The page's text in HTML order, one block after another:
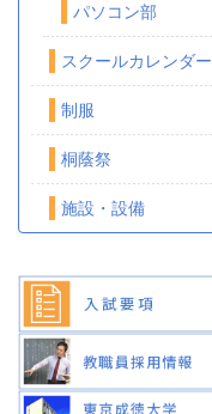
パソコン部
スクールカレンダー
制服
桐蔭祭
施設・設備